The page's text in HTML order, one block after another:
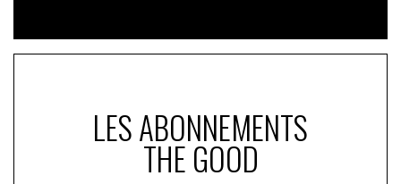
LES ABONNEMENTS
THE GOOD